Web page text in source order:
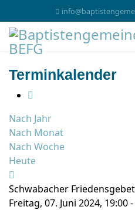
Terminkalender
Nach Jahr
Nach Monat
Nach Woche
Heute
Schwabacher Friedensgebet
Freitag, 07. Juni 2024, 19:00